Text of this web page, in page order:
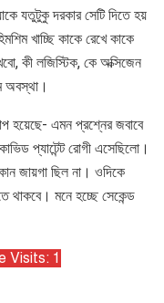
যতুটুকু দরকার সেটি দিতে হয়
খাচ্ছি কাকে রেখে কাকে
কী লজিস্টিক, কে অক্সিজেন
অবস্থা।
হয়েছে- এমন প্রশ্নের জবাবে
প্যাটেন্ট রোগী এসেছিলো।
জায়গা ছিল না। ওদিকে
থাকবে। মনে হচ্ছে সেকেন্ড
Visits: 1